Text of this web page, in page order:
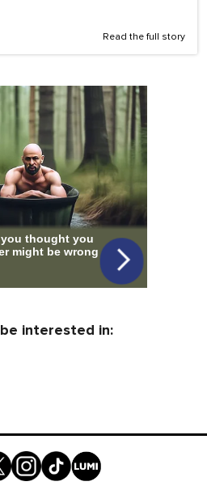
Read the full story
interested in: